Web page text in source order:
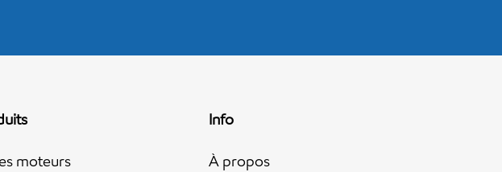
moteurs
Info
À propos